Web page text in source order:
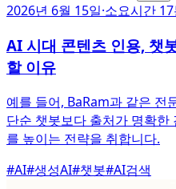
2026년 6월 15일·소요시간
AI 시대 콘텐츠 인용, 챗
할 이유
예를 들어, BaRam과 같은 전
단순 챗봇보다 출처가 명확
를 높이는 전략을 취합니다.
#AI#생성AI#챗봇#AI검색